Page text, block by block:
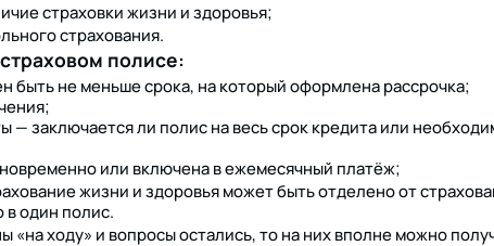
страховки жизни и здоровья;
страхования.
полисе:
быть не меньше срока, на который оформлена рассрочка;
— заключается ли полис на весь срок кредита или
или включена в ежемесячный платёж;
жизни и здоровья может быть отделено от
в один полис.
ходу» и вопросы остались, то на них вполне можно